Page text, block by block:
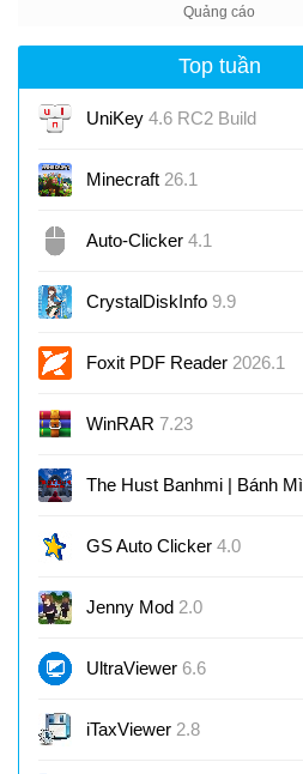
Top tuần
UniKey 4.6 RC2 Build
230919
Minecraft 26.1
Auto-Clicker 4.1
CrystalDiskInfo 9.9
Foxit PDF Reader 2026.1
WinRAR 7.23
The Hust Banhmi | Bánh Mì
Bách Khoa
GS Auto Clicker 4.0
Jenny Mod 2.0
UltraViewer 6.6
iTaxViewer 2.8